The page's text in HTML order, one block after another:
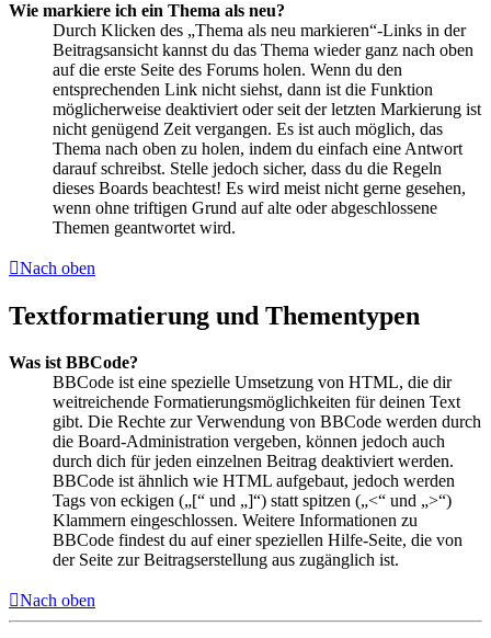
Wie markiere ich ein Thema als neu?
Durch Klicken des „Thema als neu markieren“-Links in der
Beitragsansicht kannst du das Thema wieder ganz nach oben
auf die erste Seite des Forums holen. Wenn du den
entsprechenden Link nicht siehst, dann ist die Funktion
möglicherweise deaktiviert oder seit der letzten Markierung ist
nicht genügend Zeit vergangen. Es ist auch möglich, das
Thema nach oben zu holen, indem du einfach eine Antwort
darauf schreibst. Stelle jedoch sicher, dass du die Regeln
dieses Boards beachtest! Es wird meist nicht gerne gesehen,
wenn ohne triftigen Grund auf alte oder abgeschlossene
Themen geantwortet wird.
Nach oben
Textformatierung und Thementypen
Was ist BBCode?
BBCode ist eine spezielle Umsetzung von HTML, die dir
weitreichende Formatierungsmöglichkeiten für deinen Text
gibt. Die Rechte zur Verwendung von BBCode werden durch
die Board-Administration vergeben, können jedoch auch
durch dich für jeden einzelnen Beitrag deaktiviert werden.
BBCode ist ähnlich wie HTML aufgebaut, jedoch werden
Tags von eckigen („[“ und „]“) statt spitzen („<“ und „>“)
Klammern eingeschlossen. Weitere Informationen zu
BBCode findest du auf einer speziellen Hilfe-Seite, die von
der Seite zur Beitragserstellung aus zugänglich ist.
Nach oben